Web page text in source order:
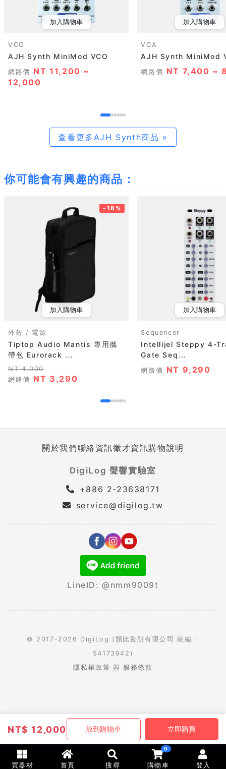
NT$ 12,000 放到購物車 立即購買
加入購物車
VCO
AJH Synth MiniMod VCO
網路價 NT 11,200 ~
12,000
加入購物車
VCA
AJH Synth MiniMod
網路價 NT 7,400 ~
查看更多AJH Synth商品 »
你可能會有興趣的商品：
-18%
加入購物車
外殼 / 電源
Tiptop Audio Mantis 專用攜
帶包 Eurorack ...
NT 4,000
網路價 NT 3,290
加入購物車
Sequencer
Intellijel Steppy 4-
Gate Seq...
網路價 NT 9,290
關於我們聯絡資訊徵才資訊購物說明
DigiLog 聲響實驗室
+886 2-23638171
service@digilog.tw
LineID: @nmm9009t
© 2017-2026 DigiLog (類比動態有限公司 統編：
54173942)
隱私權政策 與 服務條款
買器材 首頁 搜尋
0
購物車 登入